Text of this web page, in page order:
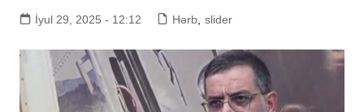
İyul 29, 2025 - 12:12 Hərb, slider